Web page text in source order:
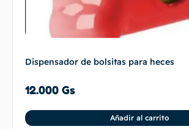
Dispensador de bolsitas para heces
12.000 Gs
Añadir al carrito